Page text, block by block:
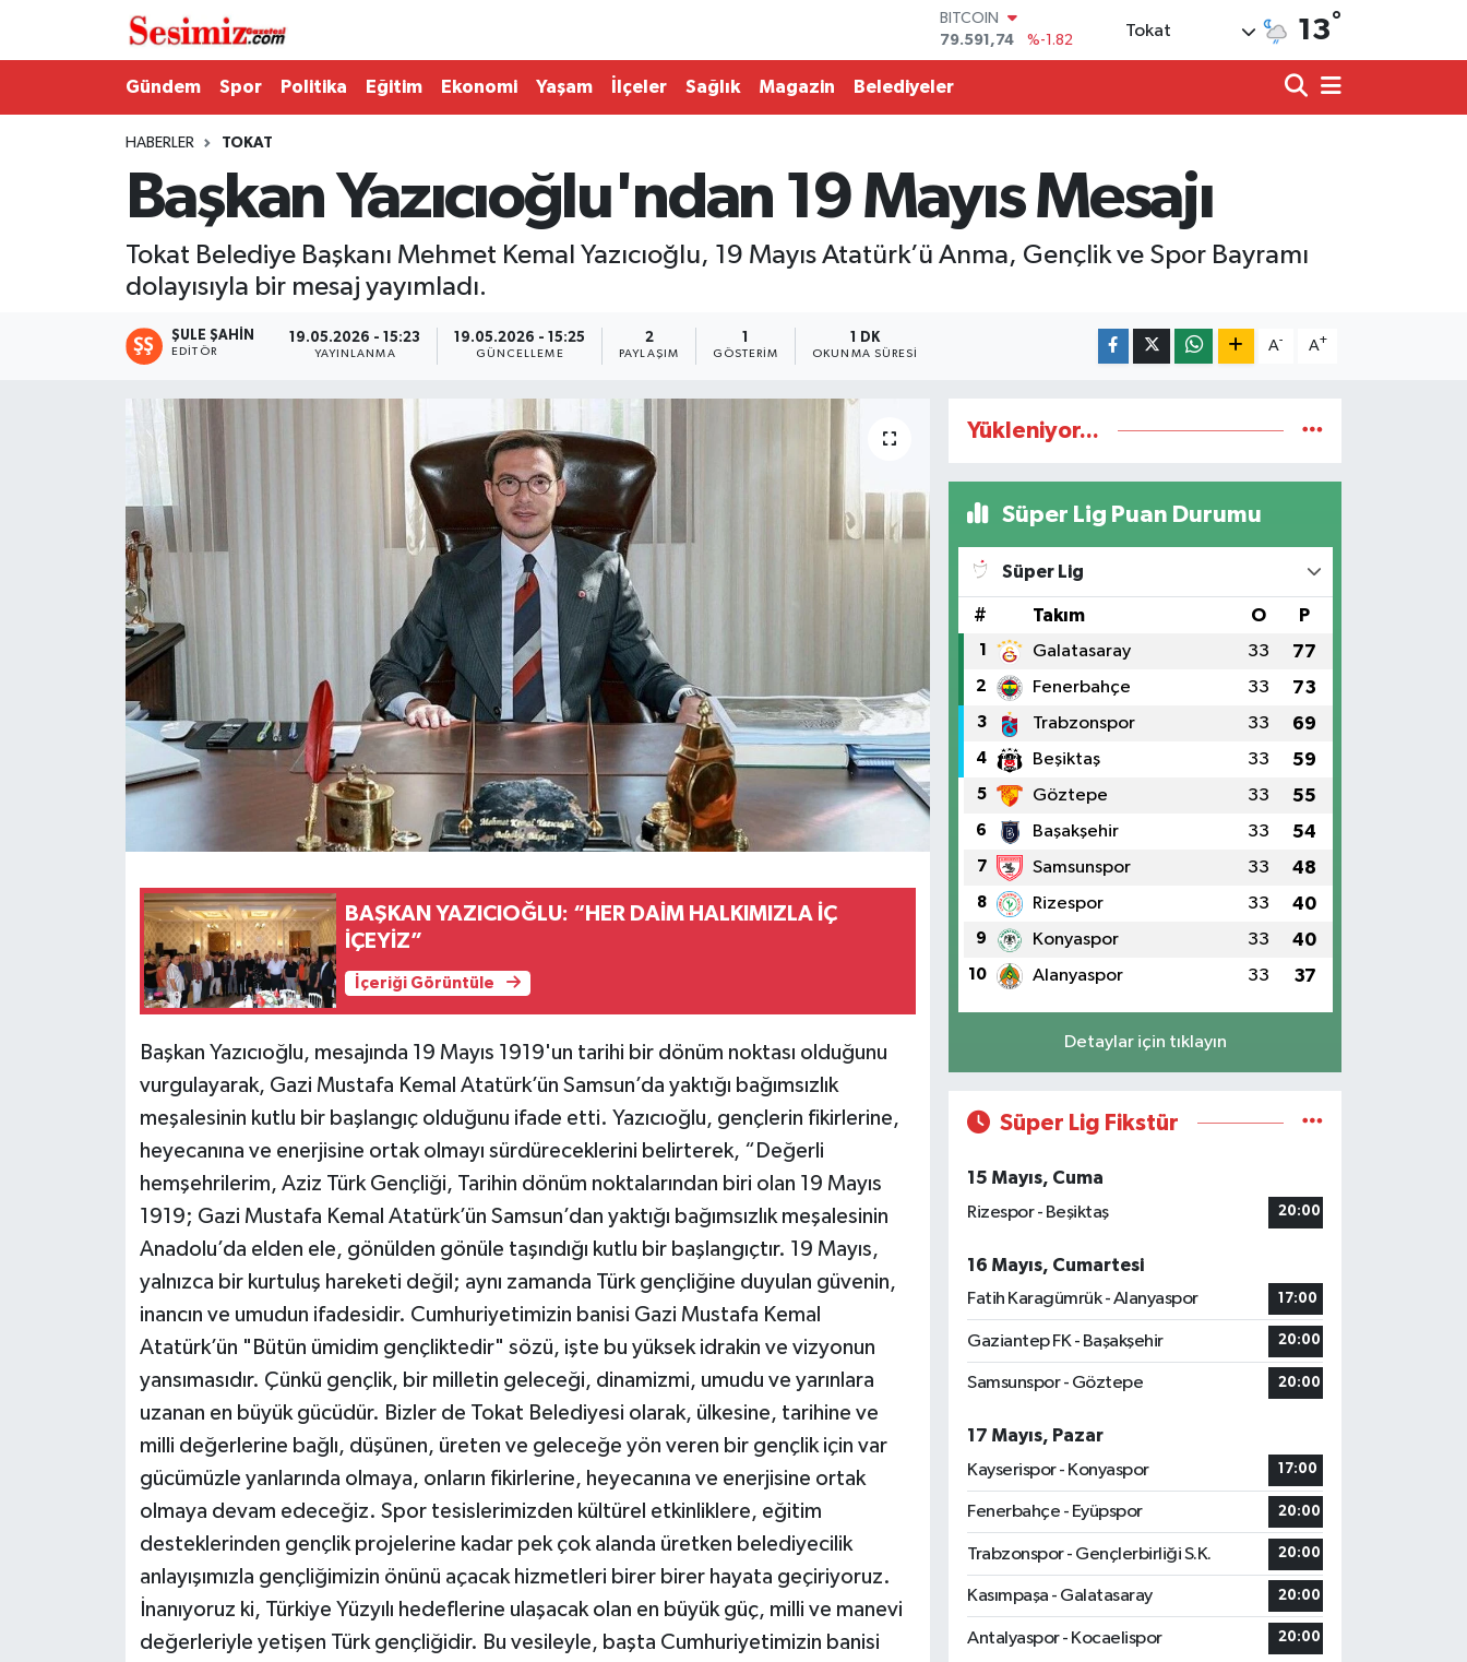
79.591,74
DOLAR
45,43620
%0.02
EURO
6862,09000
%0.19
BİST100
Tokat 13°
Gündem Spor Politika Eğitim Ekonomi Yaşam İlçeler Sağlık Magazin Belediyeler
HABERLER TOKAT
Başkan Yazıcıoğlu'ndan 19 Mayıs Mesajı
Tokat Belediye Başkanı Mehmet Kemal Yazıcıoğlu, 19 Mayıs Atatürk’ü Anma, Gençlik ve Spor Bayramı
dolayısıyla bir mesaj yayımladı.
ŞULE ŞAHIN
EDITÖR
19.05.2026 - 15:23
YAYINLANMA
19.05.2026 - 15:25
GÜNCELLEME
2
PAYLAŞIM GÖSTERIM
1 DK
OKUNMA SÜRESI
A- A+
BAŞKAN YAZICIOĞLU: “HER DAİM HALKIMIZLA İÇ
İÇEYİZ”
İçeriği Görüntüle
Başkan Yazıcıoğlu, mesajında 19 Mayıs 1919'un tarihi bir dönüm noktası olduğunu
vurgulayarak, Gazi Mustafa Kemal Atatürk’ün Samsun’da yaktığı bağımsızlık
meşalesinin kutlu bir başlangıç olduğunu ifade etti. Yazıcıoğlu, gençlerin fikirlerine,
heyecanına ve enerjisine ortak olmayı sürdüreceklerini belirterek, “Değerli
hemşehrilerim, Aziz Türk Gençliği, Tarihin dönüm noktalarından biri olan 19 Mayıs
1919; Gazi Mustafa Kemal Atatürk’ün Samsun’dan yaktığı bağımsızlık meşalesinin
Anadolu’da elden ele, gönülden gönüle taşındığı kutlu bir başlangıçtır. 19 Mayıs,
yalnızca bir kurtuluş hareketi değil; aynı zamanda Türk gençliğine duyulan güvenin,
inancın ve umudun ifadesidir. Cumhuriyetimizin banisi Gazi Mustafa Kemal
Atatürk’ün "Bütün ümidim gençliktedir" sözü, işte bu yüksek idrakin ve vizyonun
yansımasıdır. Çünkü gençlik, bir milletin geleceği, dinamizmi, umudu ve yarınlara
uzanan en büyük gücüdür. Bizler de Tokat Belediyesi olarak, ülkesine, tarihine ve
milli değerlerine bağlı, düşünen, üreten ve geleceğe yön veren bir gençlik için var
gücümüzle yanlarında olmaya, onların fikirlerine, heyecanına ve enerjisine ortak
olmaya devam edeceğiz. Spor tesislerimizden kültürel etkinliklere, eğitim
desteklerinden gençlik projelerine kadar pek çok alanda üretken belediyecilik
anlayışımızla gençliğimizin önünü açacak hizmetleri birer birer hayata geçiriyoruz.
İnanıyoruz ki, Türkiye Yüzyılı hedeflerine ulaşacak olan en büyük güç, milli ve manevi
değerleriyle yetişen Türk gençliğidir. Bu vesileyle, başta Cumhuriyetimizin banisi
Yükleniyor...
Süper Lig Puan Durumu
Süper Lig
# Takım O P
1 Galatasaray 33 77
2 Fenerbahçe 33 73
3 Trabzonspor 33 69
4 Beşiktaş 33 59
5 Göztepe 33 55
6 Başakşehir 33 54
7 Samsunspor 33 48
8 Rizespor 33 40
9 Konyaspor 33 40
10 Alanyaspor 33 37
Detaylar için tıklayın
Süper Lig Fikstür
15 Mayıs, Cuma
Rizespor - Beşiktaş
20:00
16 Mayıs, Cumartesi
Fatih Karagümrük - Alanyaspor
17:00
Gaziantep FK - Başakşehir 20:00
Samsunspor - Göztepe 20:00
17 Mayıs, Pazar
Kayserispor - Konyaspor
17:00
Fenerbahçe - Eyüpspor 20:00
Trabzonspor - Gençlerbirliği S.K. 20:00
Kasımpaşa - Galatasaray 20:00
Antalyaspor - Kocaelispor 20:00
Magazin
Teknoloji
Tokat Haberleri
Nöbetçi Eczaneler
Hava Durumu
Namaz Vakitleri
Trafik Durumu
Süper Lig Puan Durumu ve Fikstür
Tüm Manşetler
Son Dakika Haberleri
Haber Arşivi